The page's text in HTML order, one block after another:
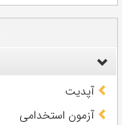
آپدیت
آزمون استخدامی